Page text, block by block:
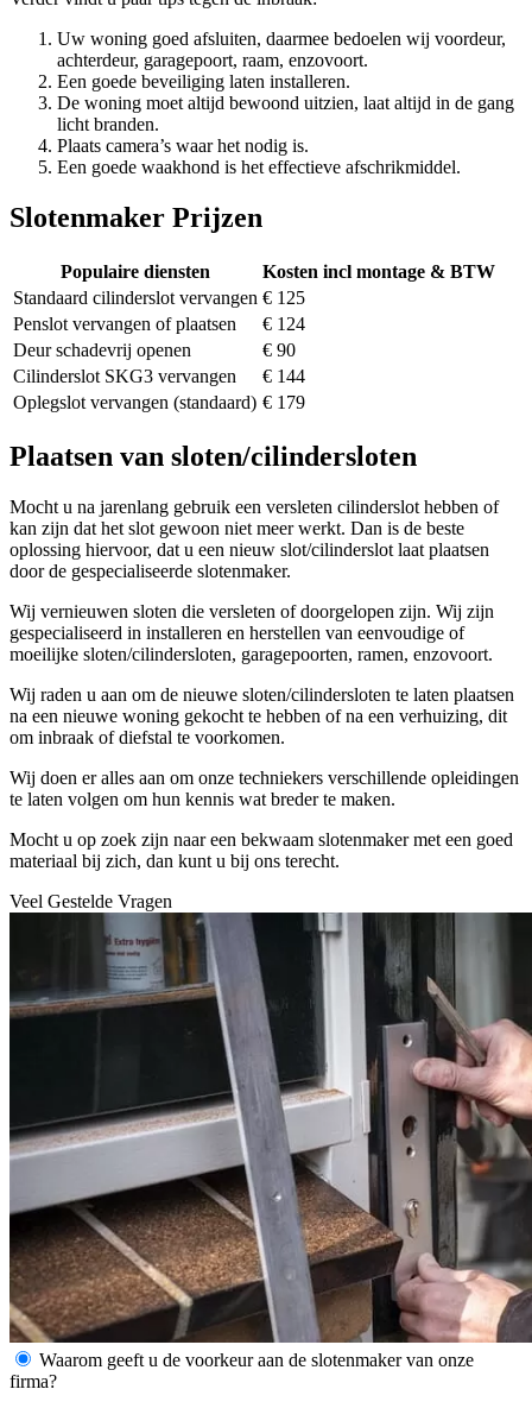
Uw woning goed afsluiten, daarmee bedoelen wij voordeur,
achterdeur, garagepoort, raam, enzovoort.
Een goede beveiliging laten installeren.
De woning moet altijd bewoond uitzien, laat altijd in de gang
licht branden.
Plaats camera’s waar het nodig is.
Een goede waakhond is het effectieve afschrikmiddel.
Slotenmaker Prijzen
Populaire diensten
Kosten incl montage & BTW
Standaard cilinderslot vervangen € 125
Penslot vervangen of plaatsen
€ 124
Deur schadevrij openen
€ 90
Cilinderslot SKG3 vervangen
€ 144
Oplegslot vervangen (standaard) € 179
Plaatsen van sloten/cilindersloten
Mocht u na jarenlang gebruik een versleten cilinderslot hebben of
kan zijn dat het slot gewoon niet meer werkt. Dan is de beste
oplossing hiervoor, dat u een nieuw slot/cilinderslot laat plaatsen
door de gespecialiseerde slotenmaker.
Wij vernieuwen sloten die versleten of doorgelopen zijn. Wij zijn
gespecialiseerd in installeren en herstellen van eenvoudige of
moeilijke sloten/cilindersloten, garagepoorten, ramen, enzovoort.
Wij raden u aan om de nieuwe sloten/cilindersloten te laten plaatsen
na een nieuwe woning gekocht te hebben of na een verhuizing, dit
om inbraak of diefstal te voorkomen.
Wij doen er alles aan om onze techniekers verschillende opleidingen
te laten volgen om hun kennis wat breder te maken.
Mocht u op zoek zijn naar een bekwaam slotenmaker met een goed
materiaal bij zich, dan kunt u bij ons terecht.
Veel Gestelde Vragen
Waarom geeft u de voorkeur aan de slotenmaker van onze
firma?